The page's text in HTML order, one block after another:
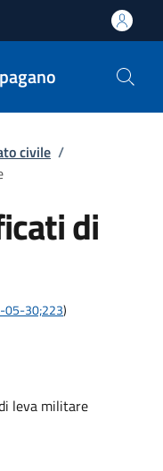
civile /
di
05-30;223)
leva militare